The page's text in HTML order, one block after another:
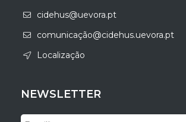
cidehus@uevora.pt
comunicação@cidehus.uevora.pt
Localização
NEWSLETTER